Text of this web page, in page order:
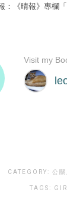
：《晴報》專欄「
CATEGORY: 公
TAGS: